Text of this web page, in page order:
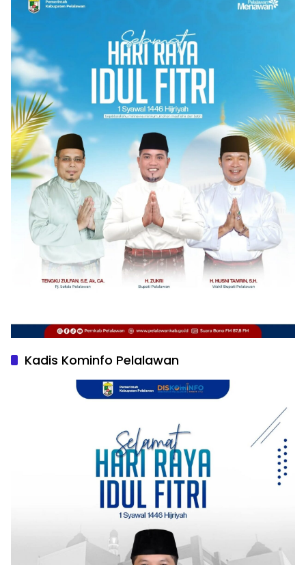
Kadis Kominfo Pelalawan